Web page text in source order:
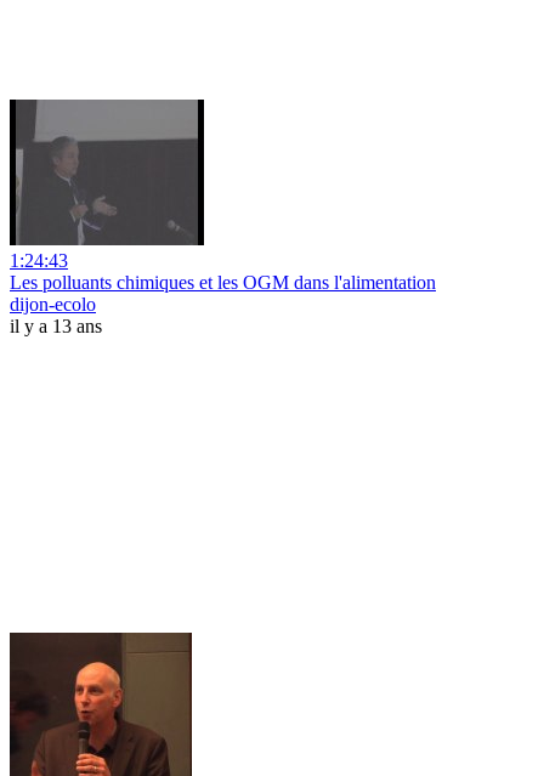
1:24:43
Les polluants chimiques et les OGM dans l'alimentation
dijon-ecolo
il y a 13 ans